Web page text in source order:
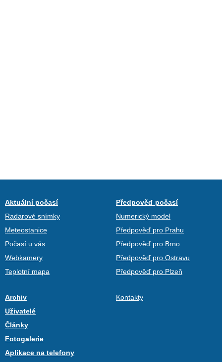
Aktuální počasí
Radarové snímky
Meteostanice
Počasí u vás
Webkamery
Teplotní mapa
Předpověď počasí
Numerický model
Předpověď pro Prahu
Předpověď pro Brno
Předpověď pro Ostravu
Předpověď pro Plzeň
Archiv
Uživatelé
Články
Fotogalerie
Aplikace na telefony
Kontakty